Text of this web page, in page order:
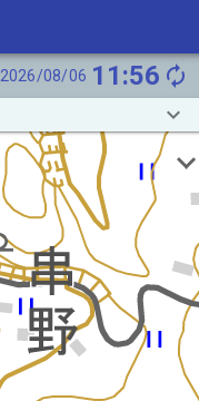
2026/08/06 11:56 autorenew
keyboard_arrow_down